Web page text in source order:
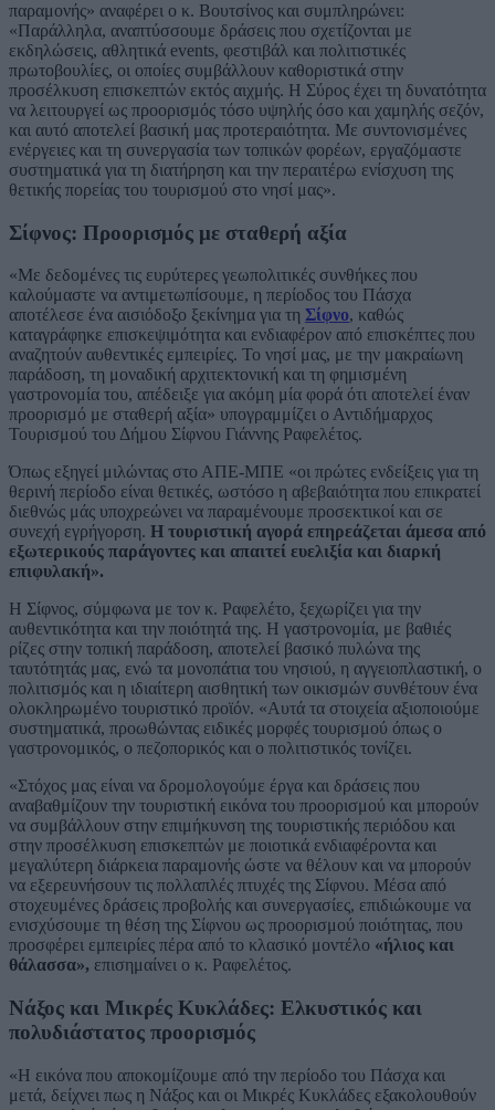
παραμονής» αναφέρει ο κ. Βουτσίνος και συμπληρώνει:
«Παράλληλα, αναπτύσσουμε δράσεις που σχετίζονται με
εκδηλώσεις, αθλητικά events, φεστιβάλ και πολιτιστικές
πρωτοβουλίες, οι οποίες συμβάλλουν καθοριστικά στην
προσέλκυση επισκεπτών εκτός αιχμής. Η Σύρος έχει τη δυνατότητα
να λειτουργεί ως προορισμός τόσο υψηλής όσο και χαμηλής σεζόν,
και αυτό αποτελεί βασική μας προτεραιότητα. Με συντονισμένες
ενέργειες και τη συνεργασία των τοπικών φορέων, εργαζόμαστε
συστηματικά για τη διατήρηση και την περαιτέρω ενίσχυση της
θετικής πορείας του τουρισμού στο νησί μας».
Σίφνος: Προορισμός με σταθερή αξία
«Με δεδομένες τις ευρύτερες γεωπολιτικές συνθήκες που
καλούμαστε να αντιμετωπίσουμε, η περίοδος του Πάσχα
αποτέλεσε ένα αισιόδοξο ξεκίνημα για τη Σίφνο, καθώς
καταγράφηκε επισκεψιμότητα και ενδιαφέρον από επισκέπτες που
αναζητούν αυθεντικές εμπειρίες. Το νησί μας, με την μακραίωνη
παράδοση, τη μοναδική αρχιτεκτονική και τη φημισμένη
γαστρονομία του, απέδειξε για ακόμη μία φορά ότι αποτελεί έναν
προορισμό με σταθερή αξία» υπογραμμίζει ο Αντιδήμαρχος
Τουρισμού του Δήμου Σίφνου Γιάννης Ραφελέτος.
Όπως εξηγεί μιλώντας στο ΑΠΕ-ΜΠΕ «οι πρώτες ενδείξεις για τη
θερινή περίοδο είναι θετικές, ωστόσο η αβεβαιότητα που επικρατεί
διεθνώς μάς υποχρεώνει να παραμένουμε προσεκτικοί και σε
συνεχή εγρήγορση. Η τουριστική αγορά επηρεάζεται άμεσα από
εξωτερικούς παράγοντες και απαιτεί ευελιξία και διαρκή
επιφυλακή».
Η Σίφνος, σύμφωνα με τον κ. Ραφελέτο, ξεχωρίζει για την
αυθεντικότητα και την ποιότητά της. Η γαστρονομία, με βαθιές
ρίζες στην τοπική παράδοση, αποτελεί βασικό πυλώνα της
ταυτότητάς μας, ενώ τα μονοπάτια του νησιού, η αγγειοπλαστική, ο
πολιτισμός και η ιδιαίτερη αισθητική των οικισμών συνθέτουν ένα
ολοκληρωμένο τουριστικό προϊόν. «Αυτά τα στοιχεία αξιοποιούμε
συστηματικά, προωθώντας ειδικές μορφές τουρισμού όπως ο
γαστρονομικός, ο πεζοπορικός και ο πολιτιστικός τονίζει.
«Στόχος μας είναι να δρομολογούμε έργα και δράσεις που
αναβαθμίζουν την τουριστική εικόνα του προορισμού και μπορούν
να συμβάλλουν στην επιμήκυνση της τουριστικής περιόδου και
στην προσέλκυση επισκεπτών με ποιοτικά ενδιαφέροντα και
μεγαλύτερη διάρκεια παραμονής ώστε να θέλουν και να μπορούν
να εξερευνήσουν τις πολλαπλές πτυχές της Σίφνου. Μέσα από
στοχευμένες δράσεις προβολής και συνεργασίες, επιδιώκουμε να
ενισχύσουμε τη θέση της Σίφνου ως προορισμού ποιότητας, που
προσφέρει εμπειρίες πέρα από το κλασικό μοντέλο «ήλιος και
θάλασσα», επισημαίνει ο κ. Ραφελέτος.
Νάξος και Μικρές Κυκλάδες: Ελκυστικός και
πολυδιάστατος προορισμός
«Η εικόνα που αποκομίζουμε από την περίοδο του Πάσχα και
μετά, δείχνει πως η Νάξος και οι Μικρές Κυκλάδες εξακολουθούν